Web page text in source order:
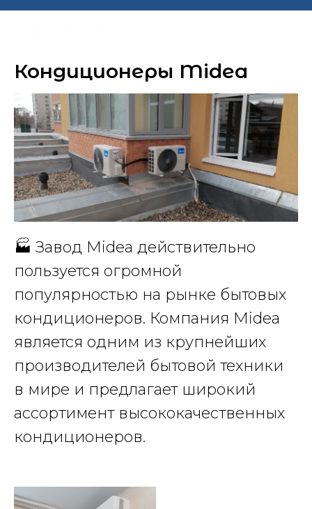
Кондиционеры Midea
🏭 Завод Midea действительно
пользуется огромной
популярностью на рынке бытовых
кондиционеров. Компания Midea
является одним из крупнейших
производителей бытовой техники
в мире и предлагает широкий
ассортимент высококачественных
кондиционеров.